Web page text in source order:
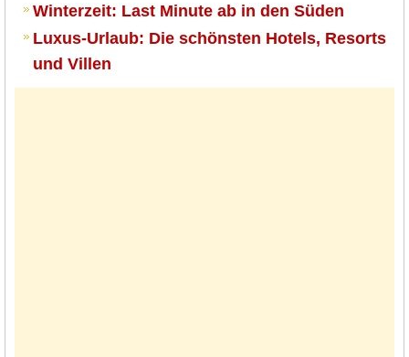
Winterzeit: Last Minute ab in den Süden
Luxus-Urlaub: Die schönsten Hotels, Resorts
und Villen